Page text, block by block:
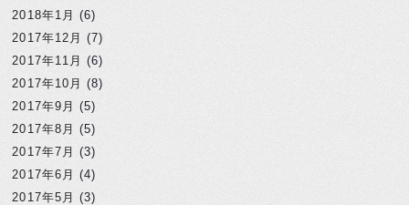
2018年1月 (6)
2017年12月 (7)
2017年11月 (6)
2017年10月 (8)
2017年9月 (5)
2017年8月 (5)
2017年7月 (3)
2017年6月 (4)
2017年5月 (3)